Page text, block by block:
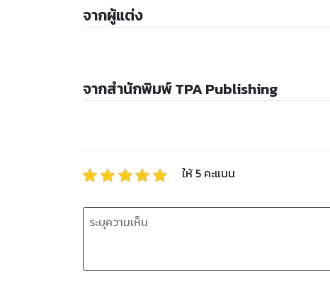
จากผู้แต่ง
จากสำนักพิมพ์ TPA Publishing
ให้ 5 คะแนน